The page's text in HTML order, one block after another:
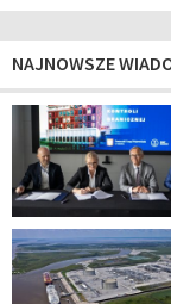
NAJNOWSZE